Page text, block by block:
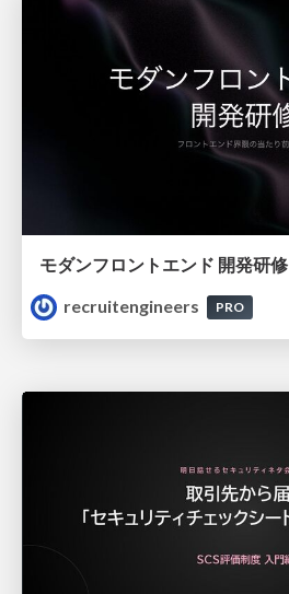
モダンフロントエンド 開発研修
recruitengineers
PRO